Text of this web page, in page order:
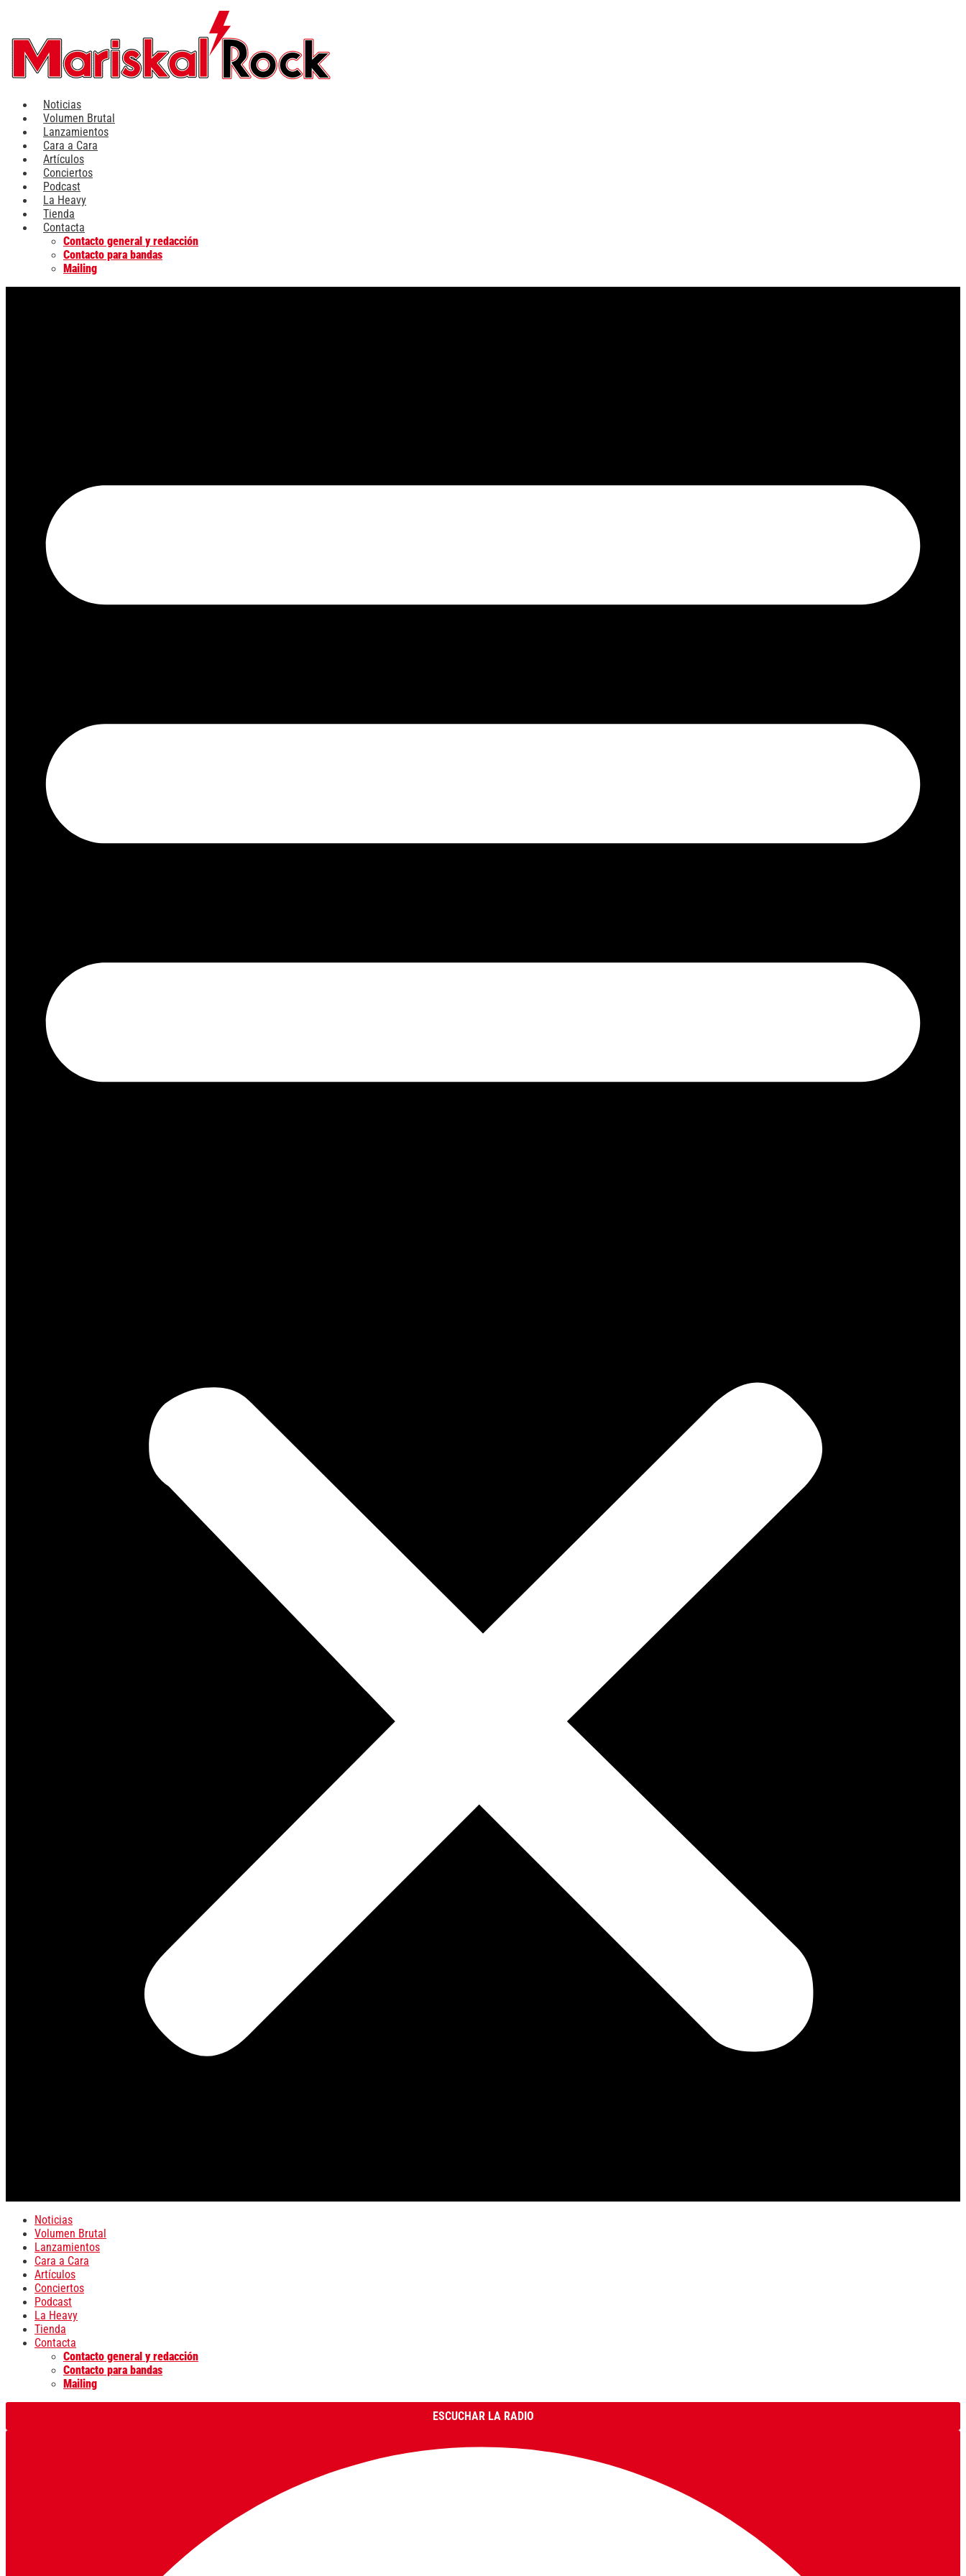
contenido
Noticias
Volumen Brutal
Lanzamientos
Cara a Cara
Artículos
Conciertos
Podcast
La Heavy
Tienda
Contacta
Contacto general y redacción
Contacto para bandas
Mailing
Noticias
Volumen Brutal
Lanzamientos
Cara a Cara
Artículos
Conciertos
Podcast
La Heavy
Tienda
Contacta
Contacto general y redacción
Contacto para bandas
Mailing
ESCUCHAR LA RADIO